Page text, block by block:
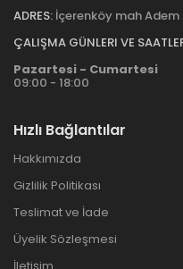
ADRES: İçerenköy mah
ÇALIŞMA GÜNLERI VE
Pazartesi - Cumartesi
09:00 - 18:00
Hızlı Bağlantılar
Hakkımızda
Gizlilik Politikası
Teslimat ve İade
Üyelik Sözleşmesi